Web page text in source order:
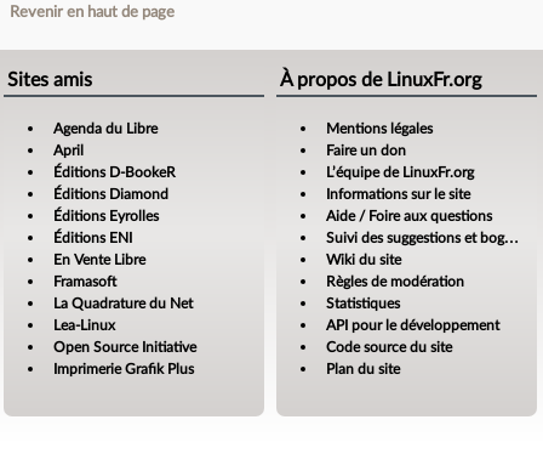
Revenir en haut de page
Sites amis
Agenda du Libre
April
Éditions D-BookeR
Éditions Diamond
Éditions Eyrolles
Éditions ENI
En Vente Libre
Framasoft
La Quadrature du Net
Lea-Linux
Open Source Initiative
Imprimerie Grafik Plus
À propos de LinuxFr.org
Mentions légales
Faire un don
L’équipe de LinuxFr.org
Informations sur le site
Aide / Foire aux questions
Suivi des suggestions et bogues
Wiki du site
Règles de modération
Statistiques
API pour le développement
Code source du site
Plan du site